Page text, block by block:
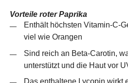
Vorteile roter Paprika
Enthält höchsten Vitamin-C-
viel wie Orangen
Sind reich an Beta-Carotin,
unterstützt und die Haut vor
Das enthaltene Lycopin wirkt